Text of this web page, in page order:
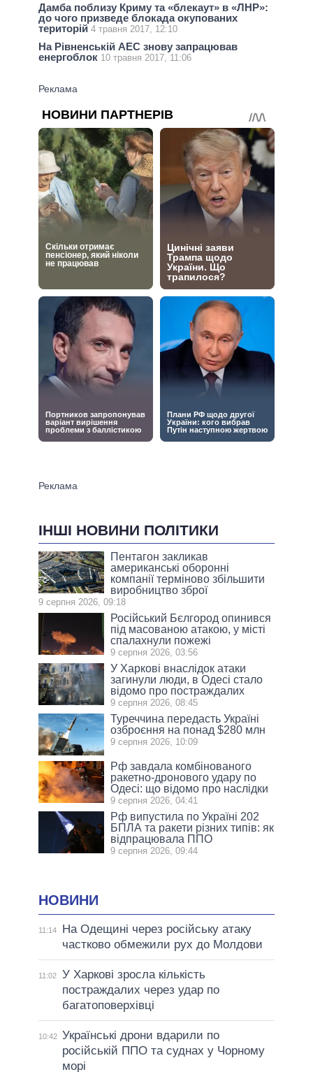
Дамба поблизу Криму та «блекаут» в «ЛНР»:
до чого призведе блокада окупованих
територій 4 травня 2017, 12:10
На Рівненській АЕС знову запрацював
енергоблок 10 травня 2017, 11:06
ІНШІ НОВИНИ ПОЛІТИКИ
Пентагон закликав
американські оборонні
компанії терміново збільшити
виробництво зброї
9 серпня 2026, 09:18
Російський Бєлгород опинився
під масованою атакою, у місті
спалахнули пожежі
9 серпня 2026, 03:56
У Харкові внаслідок атаки
загинули люди, в Одесі стало
відомо про постраждалих
9 серпня 2026, 08:45
Туреччина передасть Україні
озброєння на понад $280 млн
9 серпня 2026, 10:09
Рф завдала комбінованого
ракетно-дронового удару по
Одесі: що відомо про наслідки
9 серпня 2026, 04:41
Рф випустила по Україні 202
БПЛА та ракети різних типів: як
відпрацювала ППО
9 серпня 2026, 09:44
НОВИНИ
11:14
На Одещині через російську атаку
частково обмежили рух до Молдови
11:02
У Харкові зросла кількість
постраждалих через удар по
багатоповерхівці
10:42 Українські дрони вдарили по
російській ППО та суднах у Чорному
морі